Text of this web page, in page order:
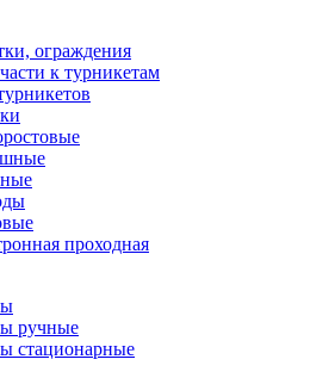
ограждения
к турникетам
проходная
ручные
стационарные